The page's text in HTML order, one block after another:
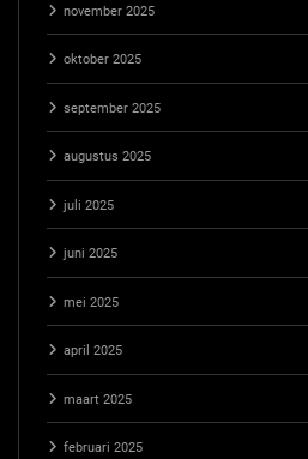
november 2025
oktober 2025
september 2025
augustus 2025
juli 2025
juni 2025
mei 2025
april 2025
maart 2025
februari 2025